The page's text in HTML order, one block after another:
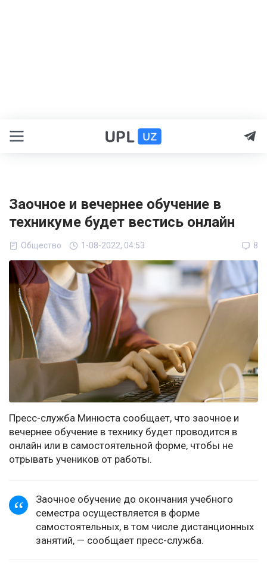
Заочное и вечернее обучение в
техникуме будет вестись онлайн
Общество 1-08-2022, 04:53 8
Пресс-служба Минюста сообщает, что заочное и
вечернее обучение в технику будет проводится в
онлайн или в самостоятельной форме, чтобы не
отрывать учеников от работы.
Заочное обучение до окончания учебного
семестра осуществляется в форме
самостоятельных, в том числе дистанционных
занятий, — сообщает пресс-служба.